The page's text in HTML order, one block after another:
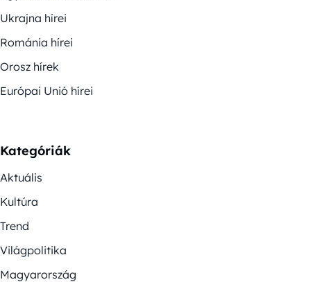
Ukrajna hírei
Románia hírei
Orosz hírek
Európai Unió hírei
Kategóriák
Aktuális
Kultúra
Trend
Világpolitika
Magyarország